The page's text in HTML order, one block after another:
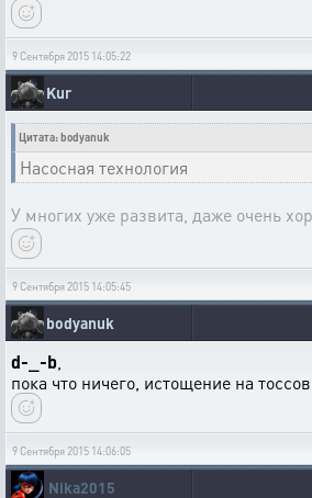
9 Сентября 2015 14:05:22
Kur
Цитата: bodyanuk
Насосная технология
У многих уже развита, даже очень
9 Сентября 2015 14:05:45
bodyanuk
d-_-b
пока что ничего, истощение на
9 Сентября 2015 14:06:05
Nika2015